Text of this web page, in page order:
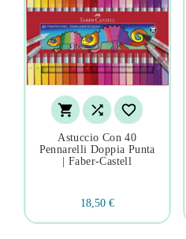
  
Astuccio Con 40
Pennarelli Doppia Punta
| Faber-Castell
18,50 €